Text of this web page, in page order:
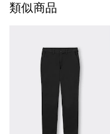
類似商品